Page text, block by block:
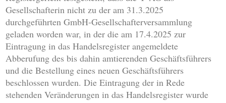
Gesellschafterin nicht zu der am 31.3.2025
durchgeführten GmbH-Gesellschafterversammlung
geladen worden war, in der die am 17.4.2025 zur
Eintragung in das Handelsregister angemeldete
Abberufung des bis dahin amtierenden Geschäftsführers
und die Bestellung eines neuen Geschäftsführers
beschlossen wurden. Die Eintragung der in Rede
stehenden Veränderungen in das Handelsregister wurde